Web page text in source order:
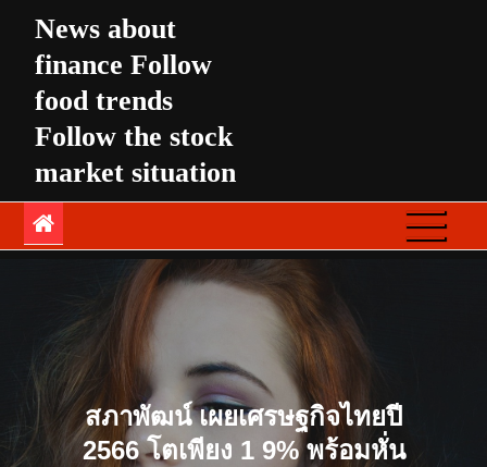
content
News about
finance Follow
food trends
Follow the stock
market situation
สภาพัฒน์ เผยเศรษฐกิจไทยปี
2566 โตเพียง 1 9% พร้อมหั่น